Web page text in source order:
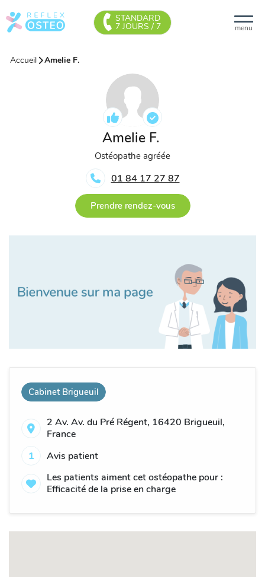
menu
STANDARD
7 JOURS / 7
Accueil Amelie F.
Amelie F.
Ostéopathe agréée
01 84 17 27 87
Prendre rendez-vous
Cabinet Brigueuil
2 Av. Av. du Pré Régent, 16420 Brigueuil,
France
1
Avis patient
Les patients aiment cet ostéopathe pour :
Efficacité de la prise en charge